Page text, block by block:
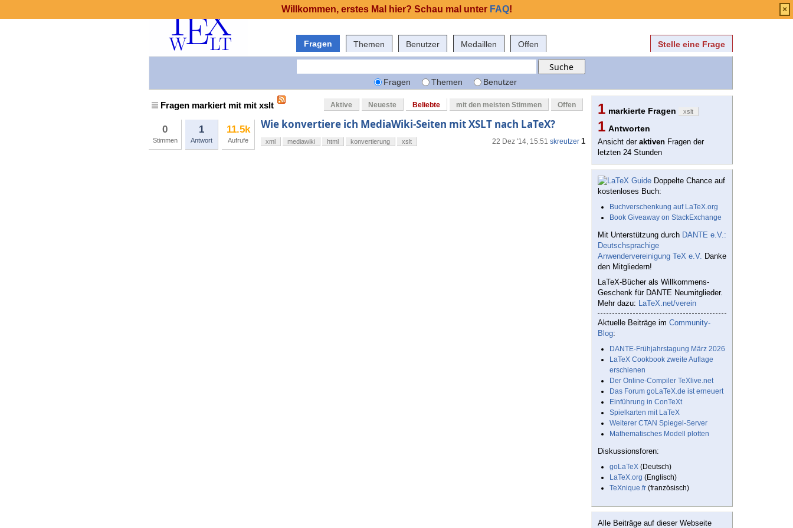
Fragen Themen Benutzer Medaillen Offen Stelle eine Frage
Fragen Themen Benutzer
Fragen markiert mit mit xslt Aktive Neueste Beliebte mit den meisten Stimmen Offen
0
Stimmen
1
Antwort
11.5k
Aufrufe
Wie konvertiere ich MediaWiki-Seiten mit XSLT nach LaTeX?
22 Dez '14, 15:51 skreutzer 1
xml mediawiki html konvertierung xslt
1 markierte Fragen xslt
1 Antworten
Ansicht der aktiven Fragen der
letzten 24 Stunden
Doppelte Chance auf
kostenloses Buch:
Buchverschenkung auf LaTeX.org
Book Giveaway on StackExchange
Mit Unterstützung durch DANTE e.V.:
Deutschsprachige
Anwendervereinigung TeX e.V. Danke
den Mitgliedern!
LaTeX-Bücher als Willkommens-
Geschenk für DANTE Neumitglieder.
Mehr dazu: LaTeX.net/verein
Aktuelle Beiträge im Community-
Blog:
DANTE-Frühjahrstagung März 2026
LaTeX Cookbook zweite Auflage
erschienen
Der Online-Compiler TeXlive.net
Das Forum goLaTeX.de ist erneuert
Einführung in ConTeXt
Spielkarten mit LaTeX
Weiterer CTAN Spiegel-Server
Mathematisches Modell plotten
Diskussionsforen:
goLaTeX (Deutsch)
LaTeX.org (Englisch)
TeXnique.fr (französisch)
Alle Beiträge auf dieser Webseite
Willkommen, erstes Mal hier? Schau mal unter FAQ! ×